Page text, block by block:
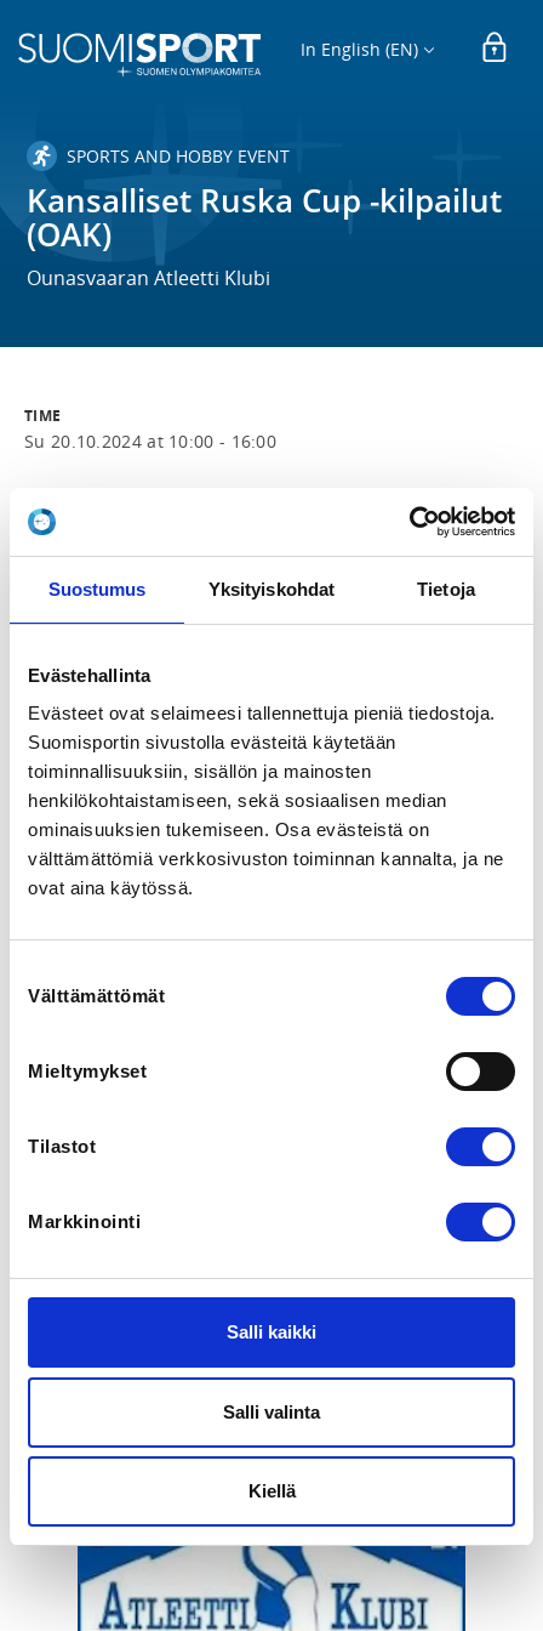
Suostumus Yksityiskohdat Tietoja
Evästehallinta
Evästeet ovat selaimeesi tallennettuja pieniä tiedostoja.
Suomisportin sivustolla evästeitä käytetään
toiminnallisuuksiin, sisällön ja mainosten
henkilökohtaistamiseen, sekä sosiaalisen median
ominaisuuksien tukemiseen. Osa evästeistä on
välttämättömiä verkkosivuston toiminnan kannalta, ja ne
ovat aina käytössä.
valinta
Välttämättömät
Mieltymykset
Tilastot
Markkinointi
Salli kaikki
Salli valinta
Kiellä
In English (EN)
SPORTS AND HOBBY EVENT
Kansalliset Ruska Cup -kilpailut
(OAK)
Ounasvaaran Atleetti Klubi
TIME
Su 20.10.2024 at 10:00 - 16:00
LOCATION
Santasportin Voimapaja
Hiihtomajantie 2, 96400 Rovaniemi, Suomi
View map
Rovaniemi
SPORTS
Painonnosto
Su 6.10.2024 at 11:00 - Th 17.10.2024 at 23:59
PRICE
Harri Norberg
harri.norberg@gmail.com
Ounasvaaran Atleetti Klubi järjestää avoimet
kansalliset painonnostokilpailut Santasportin
Voimapajalla. Sarjat yleisen sarjan painoluokat sekä
osallistumaan kilpailuihin!